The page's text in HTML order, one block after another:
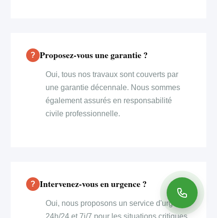
Proposez-vous une garantie ?
Oui, tous nos travaux sont couverts par
une garantie décennale. Nous sommes
également assurés en responsabilité
civile professionnelle.
Intervenez-vous en urgence ?
Oui, nous proposons un service d'urgence
24h/24 et 7j/7 pour les situations critiques